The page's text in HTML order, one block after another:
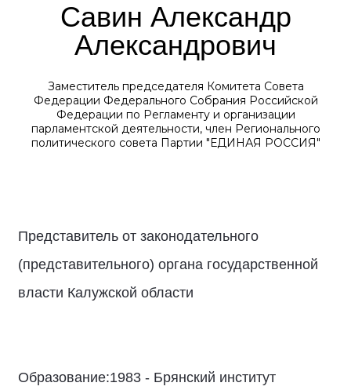
Савин Александр
Александрович
Заместитель председателя Комитета Совета
Федерации Федерального Собрания Российской
Федерации по Регламенту и организации
парламентской деятельности, член Регионального
политического совета Партии "ЕДИНАЯ РОССИЯ"
Представитель от законодательного
(представительного) органа государственной
власти Калужской области
Образование:1983 - Брянский институт